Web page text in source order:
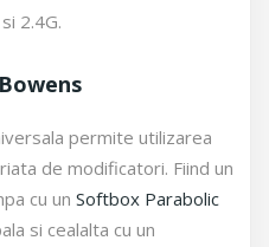
2.4G.
permite utilizarea
de modificatori. Fiind un
cu un Softbox Parabolic
si cealalta cu un